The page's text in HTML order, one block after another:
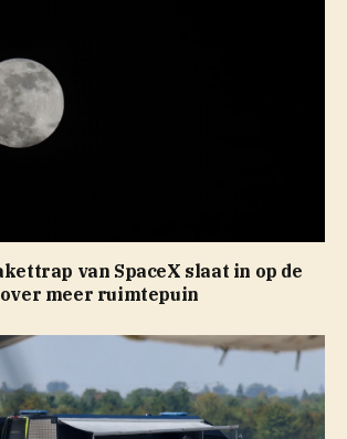
van SpaceX slaat in op de
meer ruimtepuin